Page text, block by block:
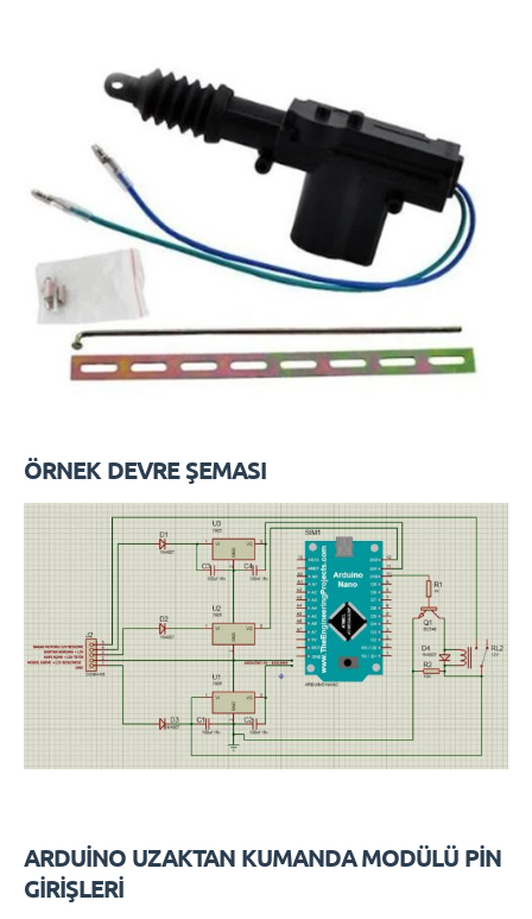
ÖRNEK DEVRE ŞEMASI
ARDUİNO UZAKTAN KUMANDA MODÜLÜ PİN
GİRİŞLERİ